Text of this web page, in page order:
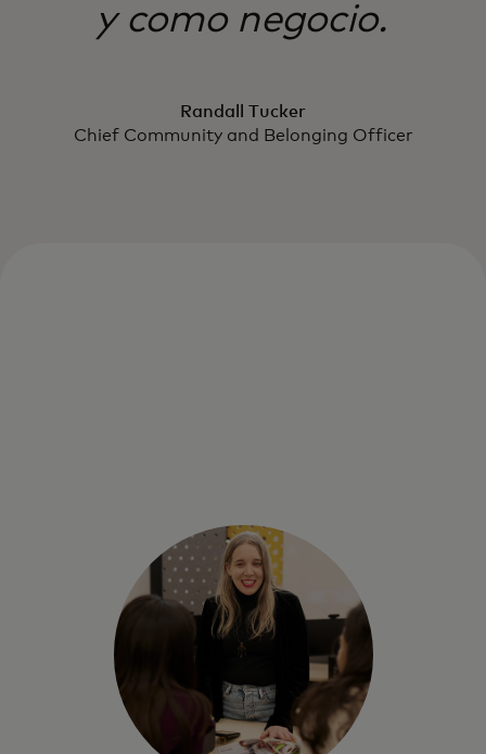
y como negocio.
Randall Tucker
Chief Community and Belonging Officer